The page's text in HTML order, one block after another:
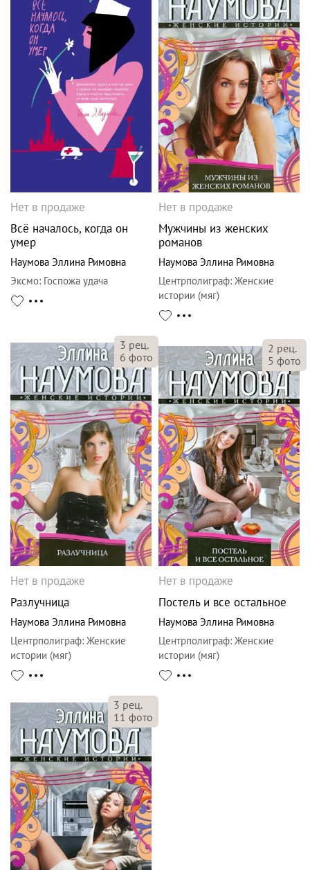
Нет в продаже
Всё началось, когда он
умер
Наумова Эллина Римовна
Эксмо: Госпожа удача
Нет в продаже
Мужчины из женских
романов
Наумова Эллина Римовна
Центрполиграф: Женские
истории (мяг)
3 рец.
6 фото
Нет в продаже
Разлучница
Наумова Эллина Римовна
Центрполиграф: Женские
истории (мяг)
2 рец.
5 фото
Нет в продаже
Постель и все остальное
Наумова Эллина Римовна
Центрполиграф: Женские
истории (мяг)
3 рец.
11 фото